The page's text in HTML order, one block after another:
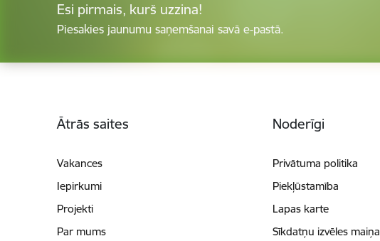
Esi pirmais, kurš uzzina!
Piesakies jaunumu saņemšanai savā e-pastā.
Ātrās saites
Vakances
Iepirkumi
Projekti
Par mums
Noderīgi
Privātuma politika
Piekļūstamība
Lapas karte
Sīkdatņu izvēles maiņa